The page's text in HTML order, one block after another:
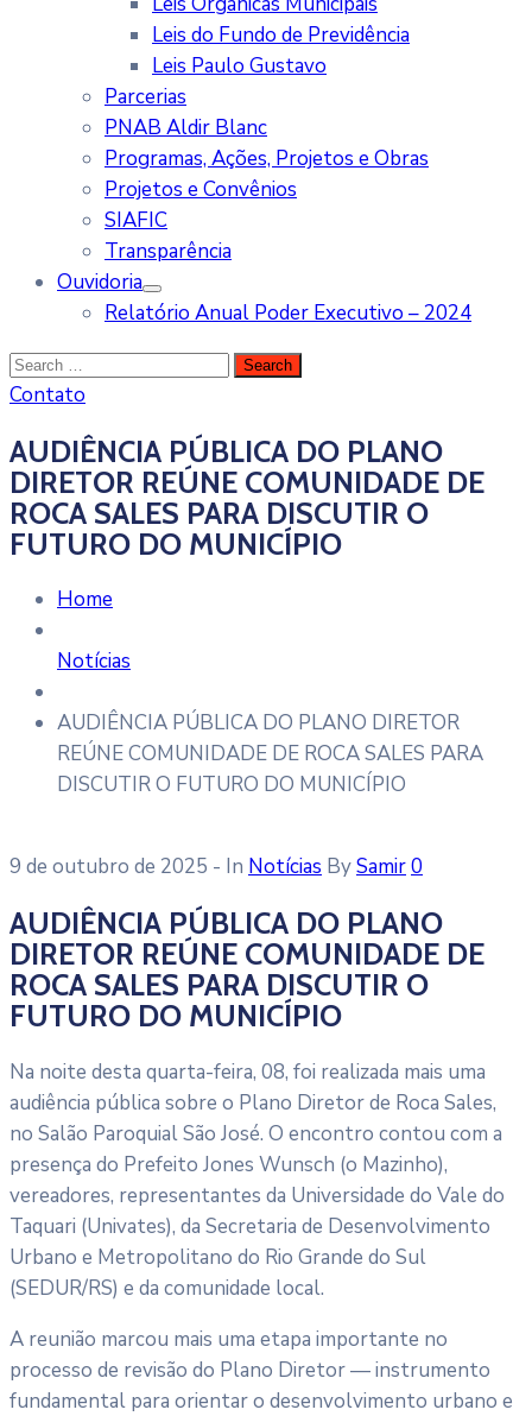
Leis do Fundo de Previdência
Leis Paulo Gustavo
Parcerias
PNAB Aldir Blanc
Programas, Ações, Projetos e Obras
Projetos e Convênios
SIAFIC
Transparência
Ouvidoria
Relatório Anual Poder Executivo – 2024
Contato
AUDIÊNCIA PÚBLICA DO PLANO
DIRETOR REÚNE COMUNIDADE DE
ROCA SALES PARA DISCUTIR O
FUTURO DO MUNICÍPIO
Home
Notícias
AUDIÊNCIA PÚBLICA DO PLANO DIRETOR
REÚNE COMUNIDADE DE ROCA SALES PARA
DISCUTIR O FUTURO DO MUNICÍPIO
9 de outubro de 2025 - In Notícias BySamir0
AUDIÊNCIA PÚBLICA DO PLANO
DIRETOR REÚNE COMUNIDADE DE
ROCA SALES PARA DISCUTIR O
FUTURO DO MUNICÍPIO
Na noite desta quarta-feira, 08, foi realizada mais uma
audiência pública sobre o Plano Diretor de Roca Sales,
no Salão Paroquial São José. O encontro contou com a
presença do Prefeito Jones Wunsch (o Mazinho),
vereadores, representantes da Universidade do Vale do
Taquari (Univates), da Secretaria de Desenvolvimento
Urbano e Metropolitano do Rio Grande do Sul
(SEDUR/RS) e da comunidade local.
A reunião marcou mais uma etapa importante no
processo de revisão do Plano Diretor — instrumento
fundamental para orientar o desenvolvimento urbano e